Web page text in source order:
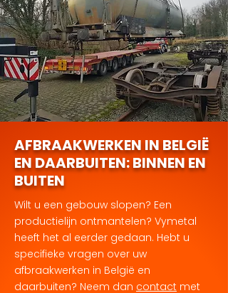
AFBRAAKWERKEN IN BELGIË
EN DAARBUITEN: BINNEN EN
BUITEN
Wilt u een gebouw slopen? Een
productielijn ontmantelen? Vymetal
heeft het al eerder gedaan. Hebt u
specifieke vragen over uw
afbraakwerken in België en
daarbuiten? Neem dan contact met